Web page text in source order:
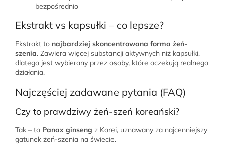
bezpośrednio
Ekstrakt vs kapsułki – co lepsze?
Ekstrakt to najbardziej skoncentrowana forma żeń-
szenia. Zawiera więcej substancji aktywnych niż kapsułki,
dlatego jest wybierany przez osoby, które oczekują realnego
działania.
Najczęściej zadawane pytania (FAQ)
Czy to prawdziwy żeń-szeń koreański?
Tak – to Panax ginseng z Korei, uznawany za najcenniejszy
gatunek żeń-szenia na świecie.